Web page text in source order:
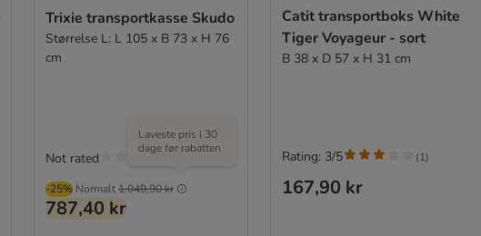
Trixie transportkasse Skudo
Størrelse L: L 105 x B 73 x H 76
cm
-25% Normalt1.049,90 kr
Laveste pris i 30
dage før rabatten
787,40 kr
Not rated
Catit transportboks White
Tiger Voyageur - sort
B 38 x D 57 x H 31 cm
167,90 kr
Rating: 3/5 (1)